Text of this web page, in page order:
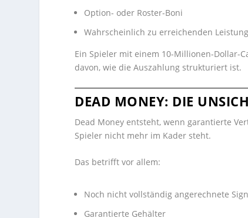
Option- oder Roster-Boni
Wahrscheinlich zu erreichenden
Ein Spieler mit einem 10-Millionen-Dollar-
davon, wie die Auszahlung strukturiert ist.
DEAD MONEY: DIE
Dead Money entsteht, wenn garantierte
Spieler nicht mehr im Kader steht.
Das betrifft vor allem:
Noch nicht vollständig angerechnete
Garantierte Gehälter